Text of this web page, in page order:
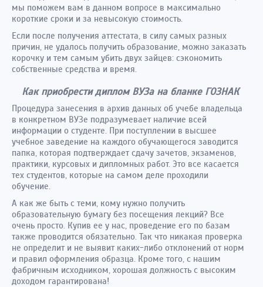
мы поможем вам в данном вопросе в максимально
короткие сроки и за невысокую стоимость.
Если после получения аттестата, в силу самых разных
причин, не удалось получить образование, можно заказать
корочку и тем самым убить двух зайцев: сэкономить
собственные средства и время.
Как приобрести диплом ВУЗа на бланке ГОЗНАК
Процедура занесения в архив данных об учебе владельца
в конкретном ВУЗе подразумевает наличие всей
информации о студенте. При поступлении в высшее
учебное заведение на каждого обучающегося заводится
папка, которая подтверждает сдачу зачетов, экзаменов,
практики, курсовых и дипломных работ. Это все касается
тех студентов, которые на самом деле проходили
обучение.
А как же быть с теми, кому нужно получить
образовательную бумагу без посещения лекций? Все
очень просто. Купив ее у нас, проведение его по базам
также проводится обязательно. Так что никакая проверка
не определит и не выявит каких-либо отклонений от норм
и правил оформления образца. Кроме того, с нашим
фабричным исходником, хорошая должность с высоким
доходом гарантирована!